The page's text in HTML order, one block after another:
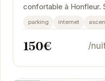
confortable à Honfleur.
privilégié, combiné à
tels...
parking internet
150€ /